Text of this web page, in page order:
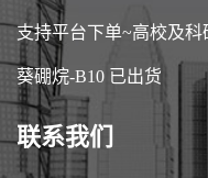
支持平台下单~高校及
葵硼烷-B10 已出货
联系我们